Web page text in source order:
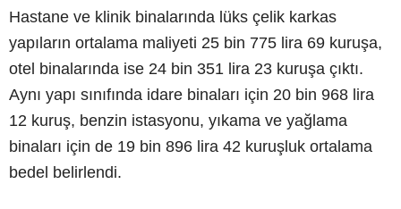
Hastane ve klinik binalarında lüks çelik karkas
yapıların ortalama maliyeti 25 bin 775 lira 69 kuruşa,
otel binalarında ise 24 bin 351 lira 23 kuruşa çıktı.
Aynı yapı sınıfında idare binaları için 20 bin 968 lira
12 kuruş, benzin istasyonu, yıkama ve yağlama
binaları için de 19 bin 896 lira 42 kuruşluk ortalama
bedel belirlendi.